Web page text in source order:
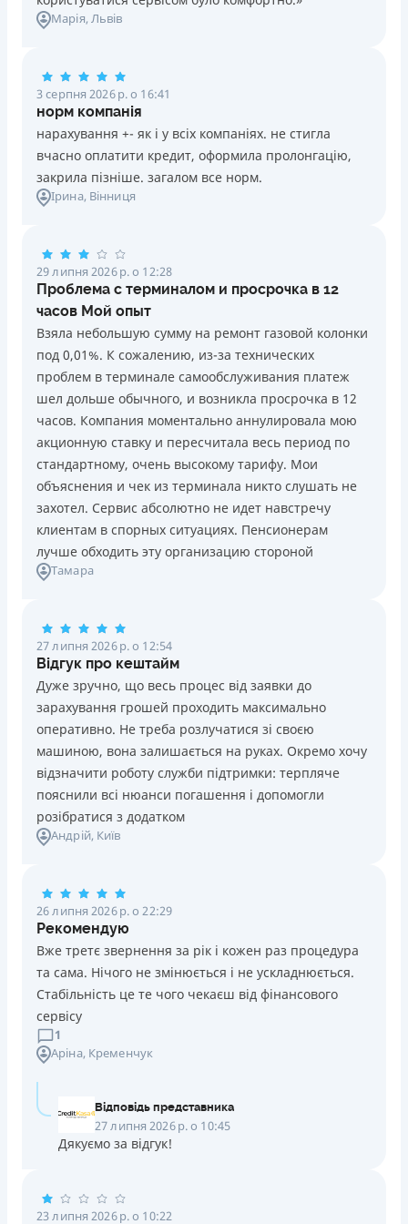
Погашення
Через термінали Приватбанку
Через термінали самообслуговування
Ліцензія НБУ
Ліцензія переоформлена 14.03.2024 р.
Вся інформація про кредит
ОТРИМАТИ ПОЗИКУ
Онлайн (через сайт або інтернет-банкінг)
Через термінали Приватбанку
Вся інформація про кредит
ОТРИМАТИ ПОЗИКУ Детальніше
розмірі 500 гривень на 15 (п’ятнадцятий) день такого
невиконання та/або неналежного виконання; та у
такого невиконання та/або неналежного виконання; та у
розмірі 1500 гривень на 61 (шістдесят перший) день
такого невиконання та/або неналежного виконання.
Необхідні документи
Паспорт, ІПН
Вік
18 - 65 років
від 0%
Переваги
Віртуальна картка та кредитний ліміт (з кредитним
лімітом значно більшим за конкурентів)
Безкоштовне зняття кредитних коштів в будь-яком
безконтактному банкоматі України (сума операцій та
кількість необмежена)
Безкоштовний переказ кредитних коштів з Pluscard
на будь-яку картку іншого банку (операція
здійснюється миттєво через застосунок)
Максимальний кредитний ліміт відразу при
оформленні картки (до 50 000 грн. при відповідному
доході)
Зручний додаток для оформлення та управління
платіжною карткою та кредитним лімітом (відсутність
Строк користування кредитним лімітом необмежений
при вчасному обслуговуванні (строк кредитної лінії 5
років з можливістю пролонгації)
Можна використовувати ліміт на будь які споживчі
потреби
Недоліки
Нема програми лояльності для постійних клієнтів
Нема кредиту для юросіб (ФОП)
Немає цілодобової підтримки
Telegram, Facebook
Онлайн (через сайт або інтернет-банкінг)
Через термінали самообслуговування
переоформлена НБУ 14.03.2024
Вся інформація про кредит
ОТРИМАТИ ПОЗИКУ
Марія, Львів
3 серпня 2026 р. о 16:41
норм компанія
нарахування +- як і у всіх компаніях. не стигла
вчасно оплатити кредит, оформила пролонгацію,
закрила пізніше. загалом все норм.
Ірина, Вінниця
29 липня 2026 р. о 12:28
Проблема с терминалом и просрочка в 12
часов Мой опыт
Взяла небольшую сумму на ремонт газовой колонки
под 0,01%. К сожалению, из-за технических
проблем в терминале самообслуживания платеж
шел дольше обычного, и возникла просрочка в 12
часов. Компания моментально аннулировала мою
акционную ставку и пересчитала весь период по
стандартному, очень высокому тарифу. Мои
объяснения и чек из терминала никто слушать не
захотел. Сервис абсолютно не идет навстречу
клиентам в спорных ситуациях. Пенсионерам
лучше обходить эту организацию стороной
Тамара
27 липня 2026 р. о 12:54
Відгук про кештайм
Дуже зручно, що весь процес від заявки до
зарахування грошей проходить максимально
оперативно. Не треба розлучатися зі своєю
машиною, вона залишається на руках. Окремо хочу
відзначити роботу служби підтримки: терпляче
пояснили всі нюанси погашення і допомогли
розібратися з додатком
Андрій, Київ
26 липня 2026 р. о 22:29
Рекомендую
Вже третє звернення за рік і кожен раз процедура
та сама. Нічого не змінюється і не ускладнюється.
Стабільність це те чого чекаєш від фінансового
сервісу
1
Аріна, Кременчук
Відповідь представника
27 липня 2026 р. о 10:45
Дякуємо за відгук!
23 липня 2026 р. о 10:22